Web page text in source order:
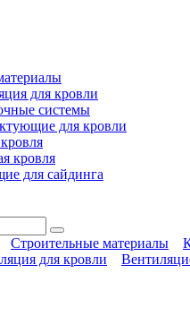
для кровли
системы
для кровли
кровля
для сайдинга
Строительные материалы
для кровли